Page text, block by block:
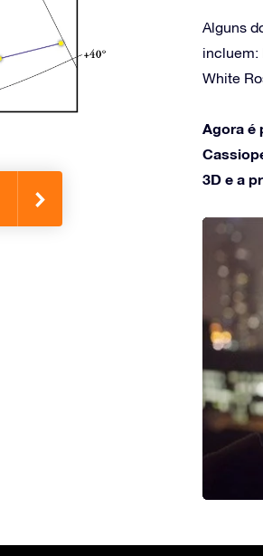
Alguns
incluem:
White
Agora é
3D e a